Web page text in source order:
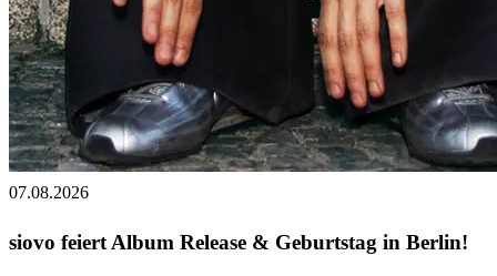
07.08.2026
siovo feiert Album Release & Geburtstag in Berlin!